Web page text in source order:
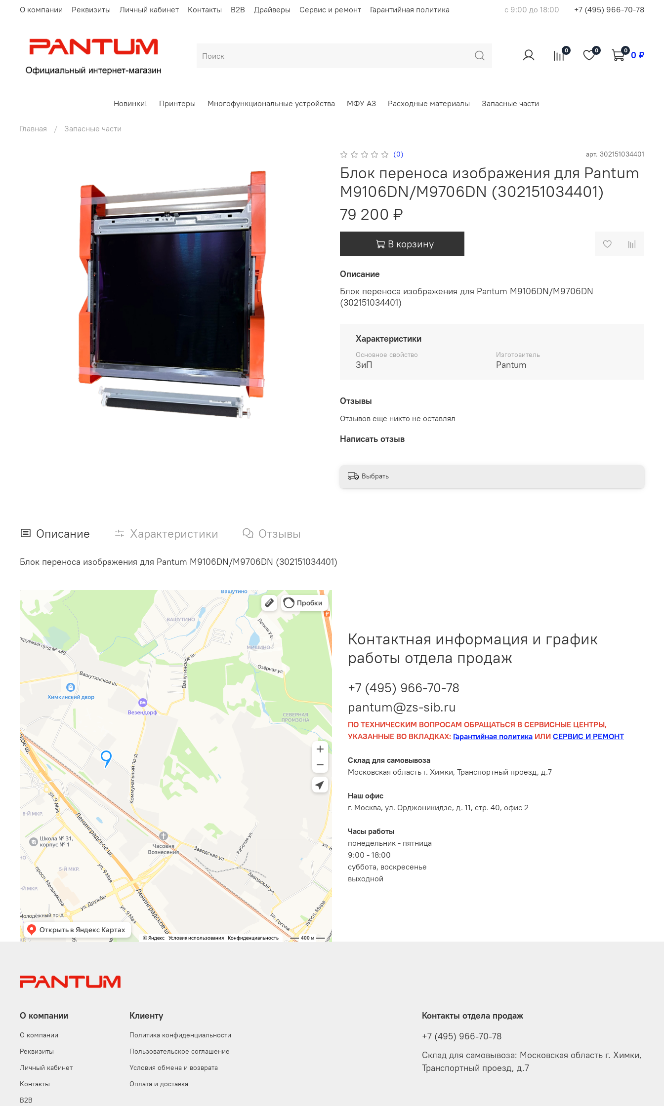
О компании Реквизиты Личный кабинет Контакты B2B Драйверы Сервис и ремонт Гарантийная политика с 9:00 до 18:00 +7 (495) 966-70-78
0 0 0 0 ₽
Новинки! Принтеры Многофункциональные устройства МФУ А3 Расходные материалы Запасные части
Главная Запасные части
(0) арт. 302151034401
Блок переноса изображения для Pantum
M9106DN/M9706DN (302151034401)
79 200 ₽
В корзину
Описание
Блок переноса изображения для Pantum M9106DN/M9706DN
(302151034401)
Характеристики
Основное свойство
ЗиП
Изготовитель
Pantum
Отзывы
Отзывов еще никто не оставлял
Написать отзыв
Выбрать
Описание Характеристики Отзывы
Блок переноса изображения для Pantum M9106DN/M9706DN (302151034401)
Контактная информация и график
работы отдела продаж
+7 (495) 966-70-78
pantum@zs-sib.ru
ПО ТЕХНИЧЕСКИМ ВОПРОСАМ ОБРАЩАТЬСЯ В СЕРВИСНЫЕ ЦЕНТРЫ,
УКАЗАННЫЕ ВО ВКЛАДКАХ: Гарантийная политика ИЛИ СЕРВИС И РЕМОНТ
Склад для самовывоза
Московская область г. Химки, Транспортный проезд, д.7
Наш офис
г. Москва, ул. Орджоникидзе, д. 11, стр. 40, офис 2
Часы работы
понедельник - пятница
9:00 - 18:00
суббота, воскресенье
выходной
О компании
О компании
Реквизиты
Личный кабинет
Контакты
B2B
Клиенту
Политика конфиденциальности
Пользовательское соглашение
Условия обмена и возврата
Оплата и доставка
Контакты отдела продаж
+7 (495) 966-70-78
Склад для самовывоза: Московская область г. Химки,
Транспортный проезд, д.7